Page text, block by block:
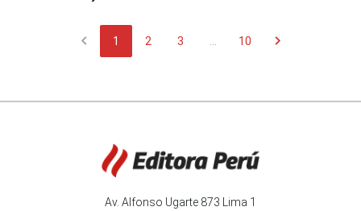
chevron_left 1 2 3 10 chevron_right
Av. Alfonso Ugarte 873 Lima 1